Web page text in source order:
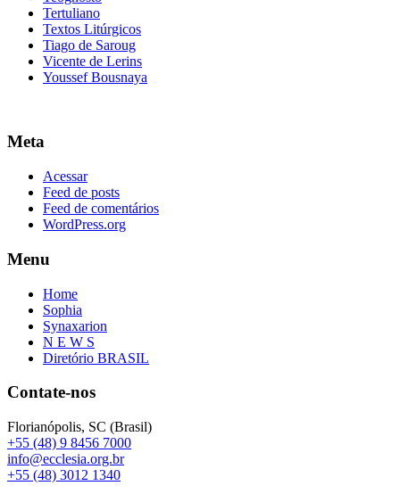
Tertuliano
Textos Litúrgicos
Tiago de Saroug
Vicente de Lerins
Youssef Bousnaya
Meta
Acessar
Feed de posts
Feed de comentários
WordPress.org
Menu
Home
Sophia
Synaxarion
N E W S
Diretório BRASIL
Contate-nos
Florianópolis, SC (Brasil)
+55 (48) 9 8456 7000
info@ecclesia.org.br
+55 (48) 3012 1340